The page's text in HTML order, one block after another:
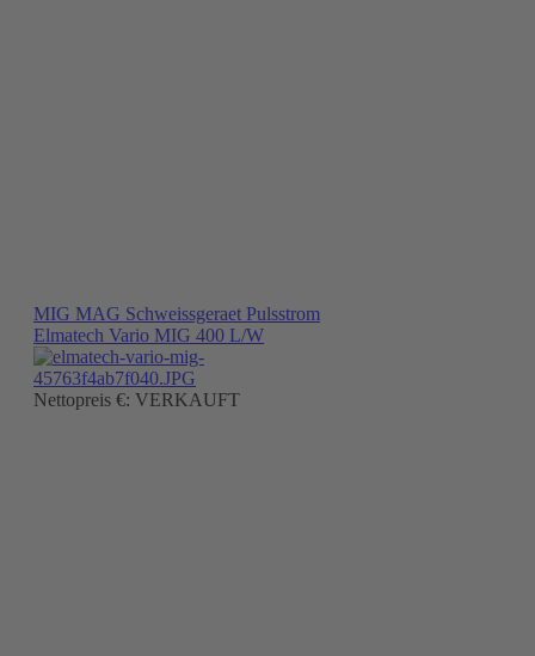
MIG MAG Schweissgeraet Pulsstrom
Elmatech Vario MIG 400 L/W
Nettopreis €: VERKAUFT